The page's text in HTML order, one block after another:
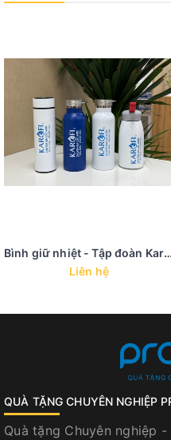
Bình giữ nhiệt -
Liên hệ
QUÀ TẶNG CHUYÊN NGHIỆP
Quà tặng Chuyên nghiệp